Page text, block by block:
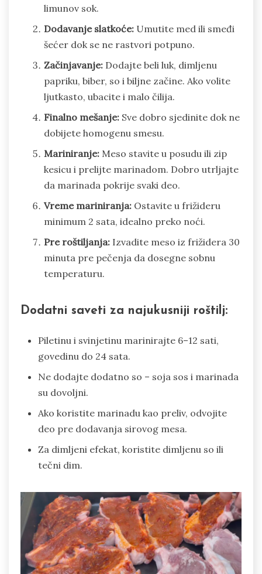
limunov sok.
Dodavanje slatkoće: Umutite med ili smeđi
šećer dok se ne rastvori potpuno.
Začinjavanje: Dodajte beli luk, dimljenu
papriku, biber, so i biljne začine. Ako volite
ljutkasto, ubacite i malo čilija.
Finalno mešanje: Sve dobro sjedinite dok ne
dobijete homogenu smesu.
Mariniranje: Meso stavite u posudu ili zip
kesicu i prelijte marinadom. Dobro utrljajte
da marinada pokrije svaki deo.
Vreme mariniranja: Ostavite u frižideru
minimum 2 sata, idealno preko noći.
Pre roštiljanja: Izvadite meso iz frižidera 30
minuta pre pečenja da dosegne sobnu
temperaturu.
Dodatni saveti za najukusniji roštilj:
Piletinu i svinjetinu marinirajte 6–12 sati,
govedinu do 24 sata.
Ne dodajte dodatno so – soja sos i marinada
su dovoljni.
Ako koristite marinadu kao preliv, odvojite
deo pre dodavanja sirovog mesa.
Za dimljeni efekat, koristite dimljenu so ili
tečni dim.